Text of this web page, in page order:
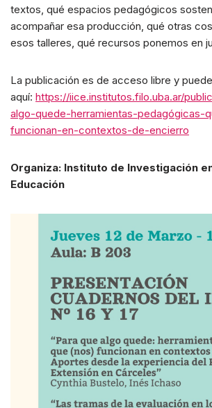
textos, qué espacios pedagógicos
acompañar esa producción, qué otras
esos talleres, qué recursos ponemos en
La publicación es de acceso libre y
aquí: https://iice.institutos.filo.uba.ar/
algo-quede-herramientas-pedagógicas-
funcionan-en-contextos-de-encierro
Organiza: Instituto de Investigación
Educación